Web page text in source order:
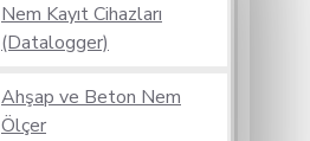
Nem Kayıt Cihazları
(Datalogger)
Ahşap ve Beton Nem
Ölçer